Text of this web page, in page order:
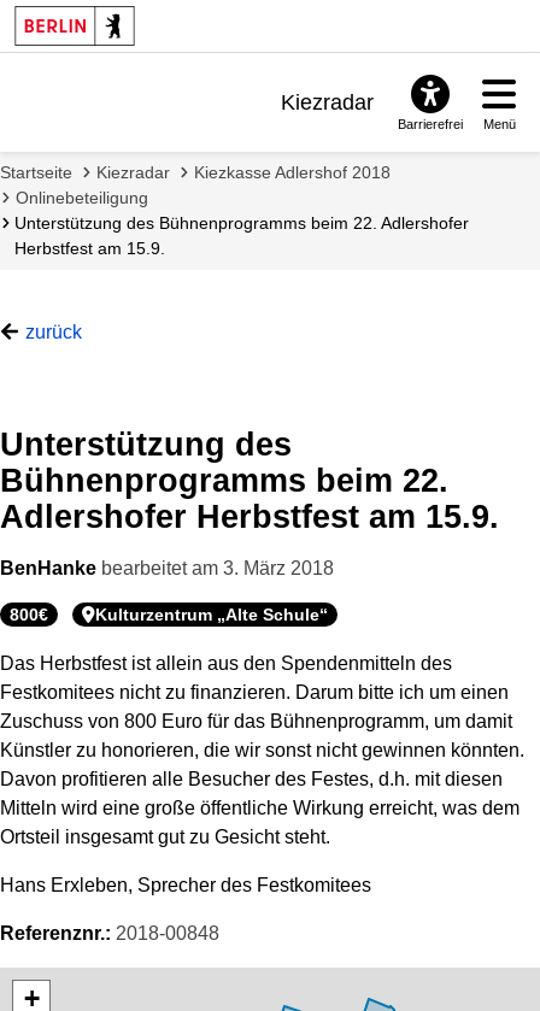
Kiezradar
FAQ & Support
Barrierefrei Menü
Startseite Kiezradar
Kiezkasse Adlershof 2018
Onlinebeteiligung
Unterstützung des Bühnenprogramms beim 22. Adlershofer
Herbstfest am 15.9.
zurück
Unterstützung des
Bühnenprogramms beim 22.
Adlershofer Herbstfest am 15.9.
BenHanke bearbeitet am 3. März 2018
800€ Kulturzentrum „Alte Schule“
Das Herbstfest ist allein aus den Spendenmitteln des
Festkomitees nicht zu finanzieren. Darum bitte ich um einen
Zuschuss von 800 Euro für das Bühnenprogramm, um damit
Künstler zu honorieren, die wir sonst nicht gewinnen könnten.
Davon profitieren alle Besucher des Festes, d.h. mit diesen
Mitteln wird eine große öffentliche Wirkung erreicht, was dem
Ortsteil insgesamt gut zu Gesicht steht.
Hans Erxleben, Sprecher des Festkomitees
Referenznr.: 2018-00848
Karte überspringen
+